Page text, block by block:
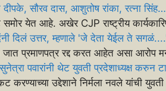
दीपके, सौरव दास, आशुतोष रांका, रत्ना
समोर येत आहे. अखेर CJP राष्ट्रीय
दिलं उत्तर, म्हणाले 'जे देता येईल ते
प्रमाणपत्र रद्द करत आहेत असा आरोप
सुनेत्रा पवारांनी थेट युवती प्रदेशाध्यक्ष
करण्याच्या उद्देशाने निर्मला नवले यांची